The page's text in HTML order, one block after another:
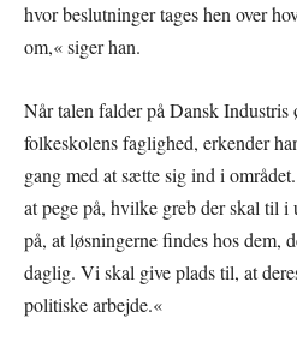
hvor beslutninger tages hen over
om,« siger han.
Når talen falder på Dansk Industris
folkeskolens faglighed, erkender
gang med at sætte sig ind i
at pege på, hvilke greb der skal til
på, at løsningerne findes hos dem,
daglig. Vi skal give plads til, at
politiske arbejde.«